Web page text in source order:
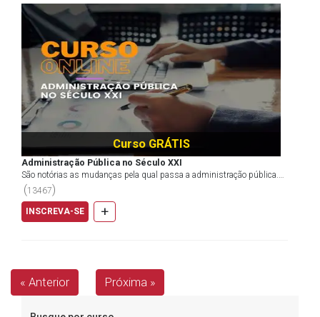
Curso GRÁTIS
Administração Pública no Século XXI
São notórias as mudanças pela qual passa a administração pública.
Questionar, refletir e conhecer essas transformaç...
(13467)
INSCREVA-SE +
« Anterior Próxima »